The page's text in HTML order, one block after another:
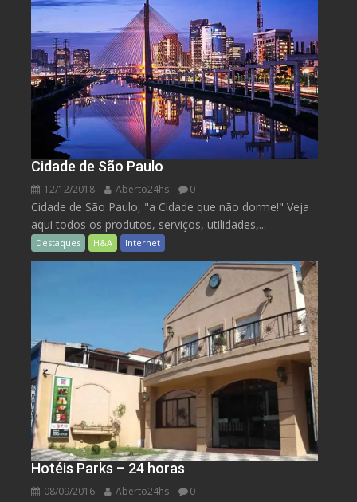
Cidade de São Paulo
12/12/2018 Aberto24hs 0
Cidade de São Paulo, "a Cidade que não dorme!" Veja
aqui todos os produtos, serviços, utilidades,...
Destaques H&A Internet
Hotéis Parks – 24 horas
08/09/2016 Aberto24hs 0